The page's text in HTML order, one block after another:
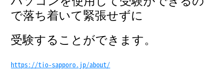
で落ち着いて緊張せずに
受験することができます。
https://tio-sapporo.jp/about/